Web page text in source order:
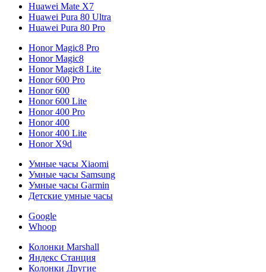
Huawei Mate X7
Huawei Pura 80 Ultra
Huawei Pura 80 Pro
Honor Magic8 Pro
Honor Magic8
Honor Magic8 Lite
Honor 600 Pro
Honor 600
Honor 600 Lite
Honor 400 Pro
Honor 400
Honor 400 Lite
Honor X9d
Умные часы Xiaomi
Умные часы Samsung
Умные часы Garmin
Детские умные часы
Google
Whoop
Колонки Marshall
Яндекс Станция
Колонки Другие